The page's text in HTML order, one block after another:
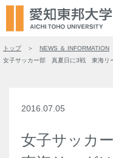
トップ
NEWS ＆ INFORMATION
女子サッカー部 真夏日に3戦 東海リ
2016.07.05
女子サッカ